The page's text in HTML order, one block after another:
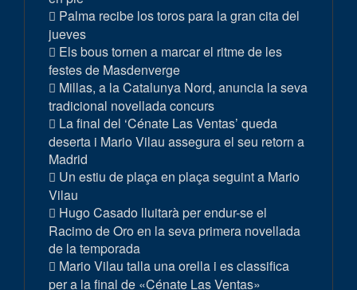
Palma recibe los toros para la gran cita del
jueves
Els bous tornen a marcar el ritme de les
festes de Masdenverge
Millas, a la Catalunya Nord, anuncia la seva
tradicional novellada concurs
La final del ‘Cénate Las Ventas’ queda
deserta i Mario Vilau assegura el seu retorn a
Madrid
Un estiu de plaça en plaça seguint a Mario
Vilau
Hugo Casado lluitarà per endur-se el
Racimo de Oro en la seva primera novellada
de la temporada
Mario Vilau talla una orella i es classifica
per a la final de «Cénate Las Ventas»